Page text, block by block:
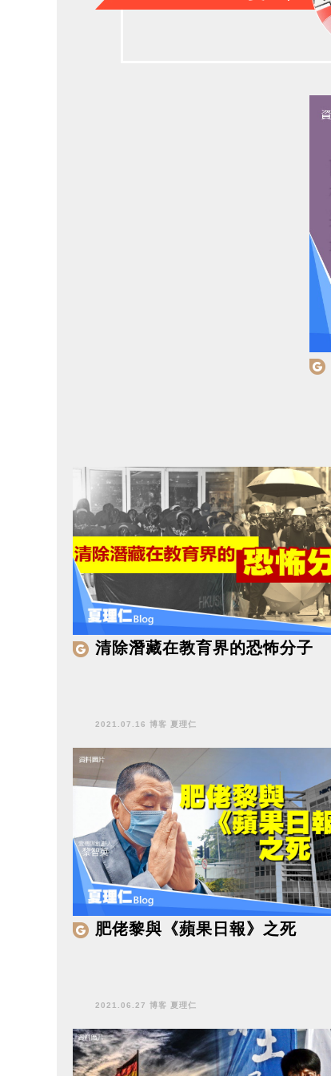
清除潛藏在教育界的恐怖分子
2021.07.16 博客 夏理仁
肥佬黎與《蘋果日報》之死
2021.06.27 博客 夏理仁